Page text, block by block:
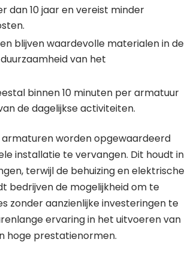
dan 10 jaar en vereist minder
blijven waardevolle materialen in de
van het
binnen 10 minuten per armatuur
de dagelijkse activiteiten.
worden opgewaardeerd
installatie te vervangen. Dit houdt in
terwijl de behuizing en elektrische
bedrijven de mogelijkheid om te
zonder aanzienlijke investeringen te
ervaring in het uitvoeren van
hoge prestatienormen.